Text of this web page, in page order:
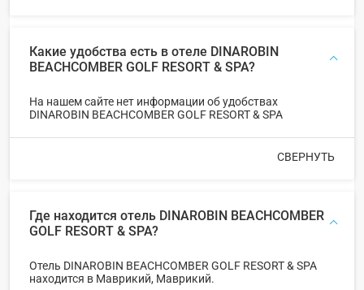
Какие удобства есть в отеле DINAROBIN
BEACHCOMBER GOLF RESORT & SPA?
На нашем сайте нет информации об удобствах
DINAROBIN BEACHCOMBER GOLF RESORT & SPA
СВЕРНУТЬ
Где находится отель DINAROBIN BEACHCOMBER
GOLF RESORT & SPA?
Отель DINAROBIN BEACHCOMBER GOLF RESORT & SPA
находится в Маврикий, Маврикий.